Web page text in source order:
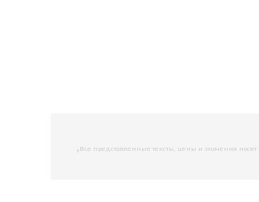
, Все представленные тексты, цены и значения